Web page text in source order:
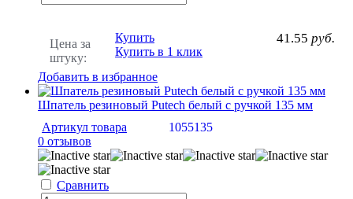
Цена за
штуку:
41.55 руб.
Купить
Купить в 1 клик
Добавить в избранное
Шпатель резиновый Putech белый с ручкой 135 мм
Артикул товара
1055135
0 отзывов
Сравнить